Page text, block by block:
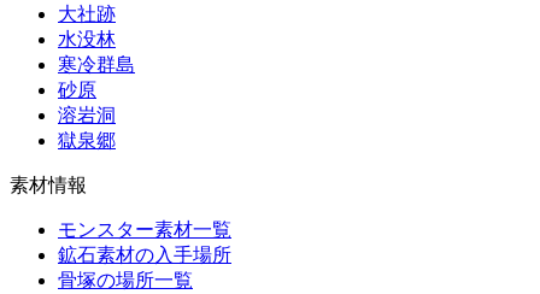
大社跡
水没林
寒冷群島
砂原
溶岩洞
獄泉郷
素材情報
モンスター素材一覧
鉱石素材の入手場所
骨塚の場所一覧